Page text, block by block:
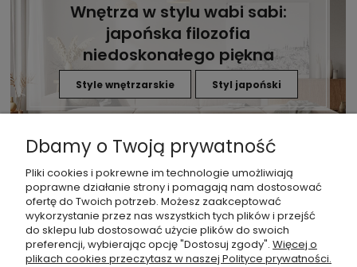
Wnętrza w stylu wabi sabi:
japońska filozofia
niedoskonałego piękna
Style wnętrzarskie Styl japoński
Dbamy o Twoją prywatność
Pliki cookies i pokrewne im technologie umożliwiają
poprawne działanie strony i pomagają nam dostosować
ofertę do Twoich potrzeb. Możesz zaakceptować
wykorzystanie przez nas wszystkich tych plików i przejść
do sklepu lub dostosować użycie plików do swoich
preferencji, wybierając opcję "Dostosuj zgody". Więcej o
plikach cookies przeczytasz w naszej Polityce prywatności.